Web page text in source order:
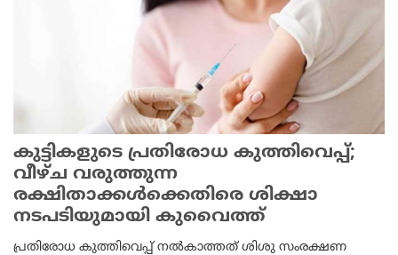
കുട്ടികളുടെ പ്രതിരോധ കുത്തിവെപ്പ്;
വീഴ്ച വരുത്തുന്ന
രക്ഷിതാക്കള്‍ക്കെതിരെ ശിക്ഷാ
നടപടിയുമായി കുവൈത്ത്
പ്രതിരോധ കുത്തിവെപ്പ് നല്‍കാത്തത് ശിശു സംരക്ഷണ